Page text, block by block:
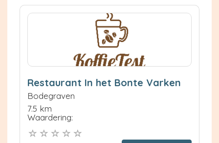
Restaurant In het Bonte Varken
Bodegraven
7.5 km
Waardering: